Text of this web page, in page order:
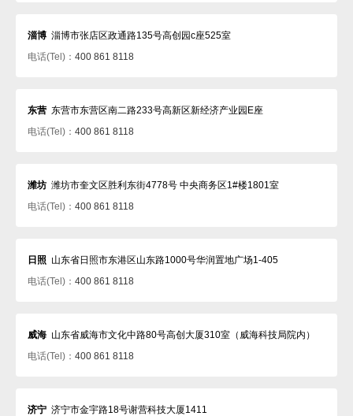
淄博 淄博市张店区政通路135号高创园c座525室
电话(Tel)： 400 861 8118
东营 东营市东营区南二路233号高新区新经济产业园E座
电话(Tel)： 400 861 8118
潍坊 潍坊市奎文区胜利东街4778号 中央商务区1#楼1801室
电话(Tel)： 400 861 8118
日照 山东省日照市东港区山东路1000号华润置地广场1-405
电话(Tel)： 400 861 8118
威海 山东省威海市文化中路80号高创大厦310室（威海科技局院内）
电话(Tel)： 400 861 8118
济宁 济宁市金宇路18号谢营科技大厦1411